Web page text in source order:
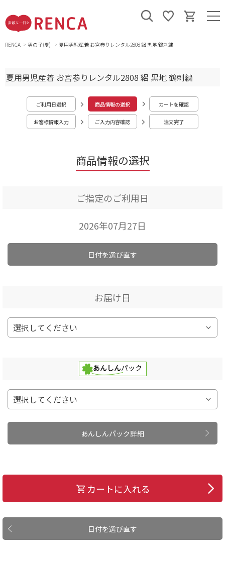
RENCA 男の子(夏) 夏用男児産着 お宮参りレンタル2808 絽 黒地 鶴刺繍
商品情報の選択
夏用男児産着 お宮参りレンタル2808 絽 黒地 鶴刺繍
ご利用日選択 商品情報の選択 カートを確認
お客様情報入力 ご入力内容確認 注文完了
ご指定のご利用日
2026年07月27日
日付を選び直す
お届け日
あんしんパック詳細
日付を選び直す
カートに入れる